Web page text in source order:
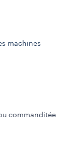
machines
commanditée